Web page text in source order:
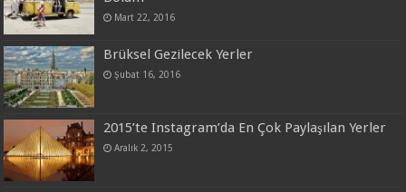
Mart 22, 2016
Brüksel Gezilecek Yerler
Şubat 16, 2016
2015’te Instagram’da En Çok Paylaşılan Yerler
Aralık 2, 2015